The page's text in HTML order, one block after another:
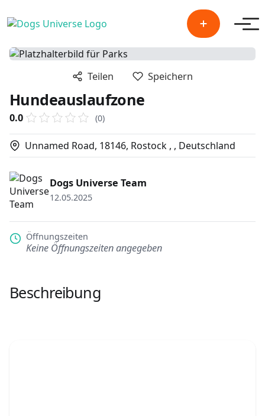
Teilen Speichern
Hundeauslaufzone
0.0 (0)
Unnamed Road, 18146, Rostock , , Deutschland
Dogs Universe Team
12.05.2025
Öffnungszeiten
Keine Öffnungszeiten angegeben
Beschreibung